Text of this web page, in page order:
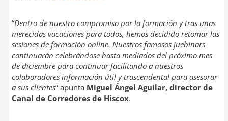
“Dentro de nuestro compromiso por la formación y tras unas
merecidas vacaciones para todos, hemos decidido retomar las
sesiones de formación online. Nuestros famosos juebinars
continuarán celebrándose hasta mediados del próximo mes
de diciembre para continuar facilitando a nuestros
colaboradores información útil y trascendental para asesorar
a sus clientes” apunta Miguel Ángel Aguilar, director de
Canal de Corredores de Hiscox.